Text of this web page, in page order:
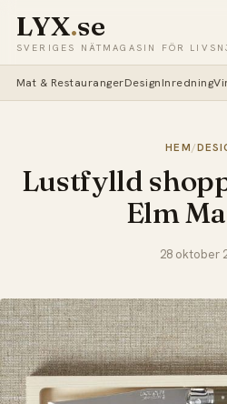
LYX.se
SVERIGES NÄTMAGASIN FÖR
Mat & RestaurangerDesignInredning
HEM/
Lustfylld
Elm
28 oktober